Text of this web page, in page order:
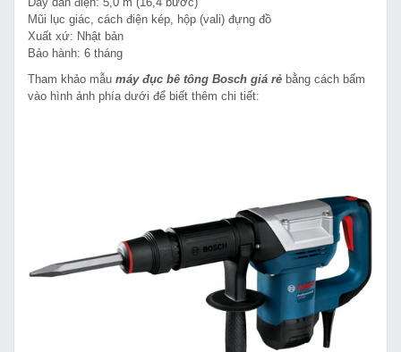
Mũi lục giác, cách điện kép, hộp (vali) đựng đồ
Xuất xứ: Nhật bản
Bảo hành: 6 tháng
Tham khảo mẫu máy đục bê tông Bosch giá rẻ bằng cách bấm
vào hình ảnh phía dưới để biết thêm chi tiết: